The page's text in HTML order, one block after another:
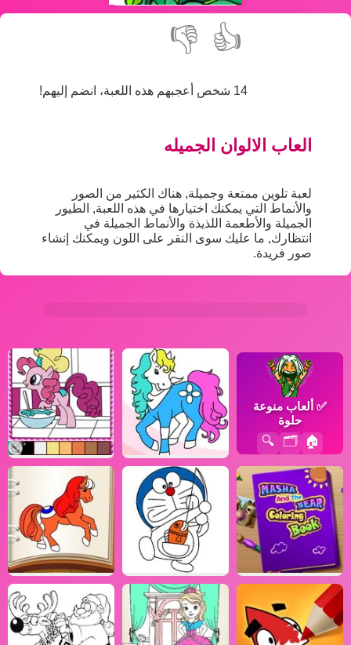
👍
👎
14 شخص أعجبهم هذه اللعبة، انضم إليهم!
العاب الالوان الجميله
لعبة تلوين ممتعة وجميلة, هناك الكثير من الصور
والأنماط التي يمكنك اختيارها في هذه اللعبة, الطيور
الجميلة والأطعمة اللذيذة والأنماط الجميلة في
انتظارك, ما عليك سوى النقر على اللون ويمكنك إنشاء
صور فريدة.
✅ ألعاب منوعة
حلوة
🏠
🗂️
🔍